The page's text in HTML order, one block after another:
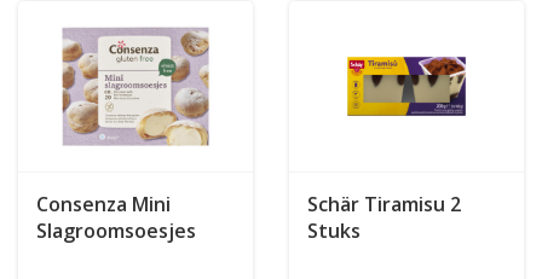
Consenza Mini
Slagroomsoesjes
Schär Tiramisu 2
Stuks